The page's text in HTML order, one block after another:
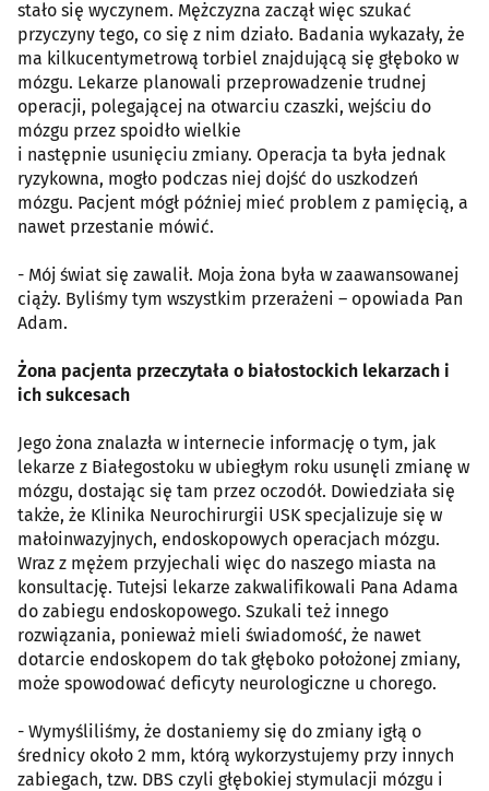
stało się wyczynem. Mężczyzna zaczął więc szukać
przyczyny tego, co się z nim działo. Badania wykazały, że
ma kilkucentymetrową torbiel znajdującą się głęboko w
mózgu. Lekarze planowali przeprowadzenie trudnej
operacji, polegającej na otwarciu czaszki, wejściu do
mózgu przez spoidło wielkie
i następnie usunięciu zmiany. Operacja ta była jednak
ryzykowna, mogło podczas niej dojść do uszkodzeń
mózgu. Pacjent mógł później mieć problem z pamięcią, a
nawet przestanie mówić.
- Mój świat się zawalił. Moja żona była w zaawansowanej
ciąży. Byliśmy tym wszystkim przerażeni – opowiada Pan
Adam.
Żona pacjenta przeczytała o białostockich lekarzach i
ich sukcesach
Jego żona znalazła w internecie informację o tym, jak
lekarze z Białegostoku w ubiegłym roku usunęli zmianę w
mózgu, dostając się tam przez oczodół. Dowiedziała się
także, że Klinika Neurochirurgii USK specjalizuje się w
małoinwazyjnych, endoskopowych operacjach mózgu.
Wraz z mężem przyjechali więc do naszego miasta na
konsultację. Tutejsi lekarze zakwalifikowali Pana Adama
do zabiegu endoskopowego. Szukali też innego
rozwiązania, ponieważ mieli świadomość, że nawet
dotarcie endoskopem do tak głęboko położonej zmiany,
może spowodować deficyty neurologiczne u chorego.
- Wymyśliliśmy, że dostaniemy się do zmiany igłą o
średnicy około 2 mm, którą wykorzystujemy przy innych
zabiegach, tzw. DBS czyli głębokiej stymulacji mózgu i